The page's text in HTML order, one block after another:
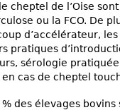
cheptel de l’Oise
ou la FCO. De
d’accélérateur,
pratiques
sérologie
cas de cheptel
% des élevages